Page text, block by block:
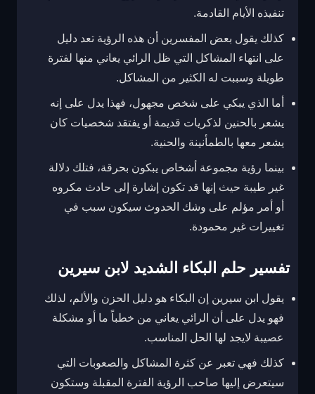
تنفيذه الأيام القادمة.
كذلك يقول بعض المفسرين أن هذه الرؤية تعد دليل
على انتهاء المشاكل التي ظل الرائي يعاني منها لفترة
طويلة وسببت له الكثير من المشاكل.
أما الذي يبكي على شخص مجهول، فهذا يدل على إنه
يشعر بالحنين لذكريات قديمة أو يفتقد شخصيات كان
يشعر معها بالطمأنينة والحنية.
بينما رؤية مجموعة أشخاص يبكون بحرقة، فتلك دلالة
غير طيبة حيث إنها قد تكون إشارة إلى حادث مكروه
أو أمر مؤلم على وشك الحدوث سيكون سبب في
تغييرات غير محمودة.
تفسير حلم البكاء الشديد لابن سيرين
يقول ابن سيرين إن البكاء هو دليل الحزن والألم، لذلك
فهو يدل على أن الرائي يعاني من خطباً ما أو مشكلة
عصيبة لايجد لها الحل المناسب.
كذلك فهي تعبر عن كثرة المشاكل والصعوبات التي
سيتعرض إليها صاحب الرؤية الفترة المقبلة وستكون